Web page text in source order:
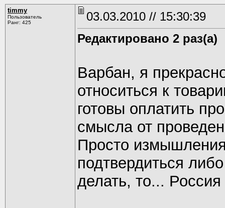
timmy
Пользователь
Ранг: 425
03.03.2010 // 15:30:39
Редактировано 2 раз(а)
Варбан, я
относиться к
готовы оплатить
смысла от
Просто
подтвердиться
делать, то...